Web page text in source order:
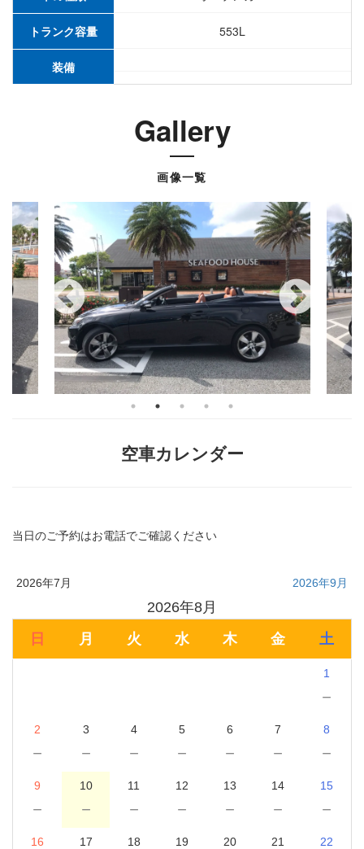
トランク容量 553L
装備
Gallery
画像一覧
空車カレンダー
当日のご予約はお電話でご確認ください
2026年7月 2026年9月
2026年8月
日
月 火 水 木 金 土
1
－
2
－
3
－
4
－
5
－
6
－
7
－
8
－
9
－
10
－
11
－
12
－
13
－
14
－
15
－
16 17 18 19 20 21 22